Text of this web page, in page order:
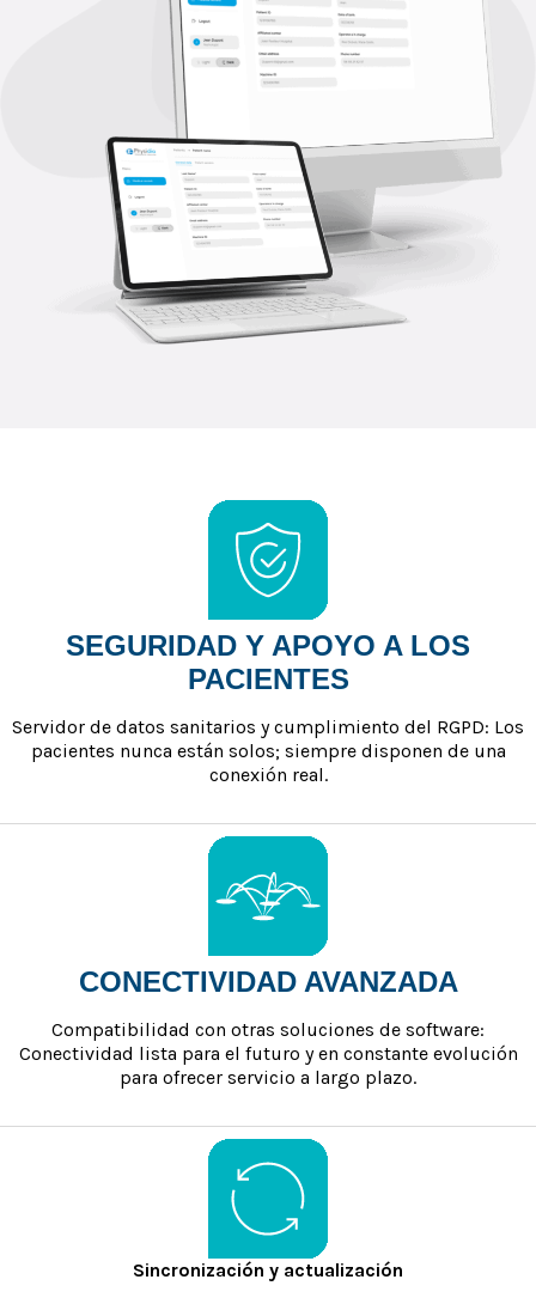
SEGURIDAD Y APOYO A LOS
PACIENTES
Servidor de datos sanitarios y cumplimiento del RGPD: Los
pacientes nunca están solos; siempre disponen de una
conexión real.
CONECTIVIDAD AVANZADA
Compatibilidad con otras soluciones de software:
Conectividad lista para el futuro y en constante evolución
para ofrecer servicio a largo plazo.
Sincronización y actualización